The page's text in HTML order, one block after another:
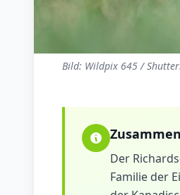
Bild: Wildpix 645 /
Der
Familie der